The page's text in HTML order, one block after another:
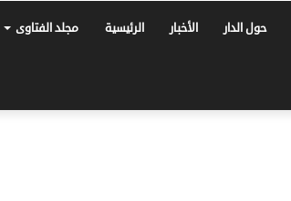
حول الدار الأخبار الرئيسية مجلد الفتاوى